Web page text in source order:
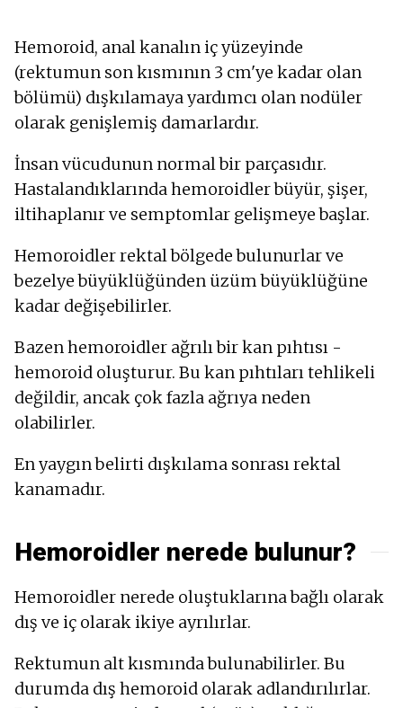
Hemoroid, anal kanalın iç yüzeyinde
(rektumun son kısmının 3 cm'ye kadar olan
bölümü) dışkılamaya yardımcı olan nodüler
olarak genişlemiş damarlardır.
İnsan vücudunun normal bir parçasıdır.
Hastalandıklarında hemoroidler büyür, şişer,
iltihaplanır ve semptomlar gelişmeye başlar.
Hemoroidler rektal bölgede bulunurlar ve
bezelye büyüklüğünden üzüm büyüklüğüne
kadar değişebilirler.
Bazen hemoroidler ağrılı bir kan pıhtısı -
hemoroid oluşturur. Bu kan pıhtıları tehlikeli
değildir, ancak çok fazla ağrıya neden
olabilirler.
En yaygın belirti dışkılama sonrası rektal
kanamadır.
Hemoroidler nerede bulunur?
Hemoroidler nerede oluştuklarına bağlı olarak
dış ve iç olarak ikiye ayrılırlar.
Rektumun alt kısmında bulunabilirler. Bu
durumda dış hemoroid olarak adlandırılırlar.